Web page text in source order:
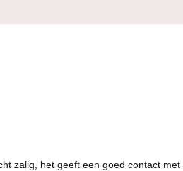
zalig, het geeft een goed contact met